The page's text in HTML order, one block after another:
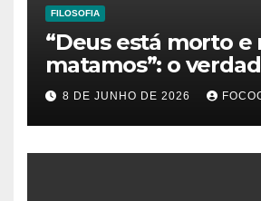
FILOSOFIA
“Deus está morto e
matamos”: o
significado da frase
Friedrich Nietzsche
8 DE JUNHO DE 2026